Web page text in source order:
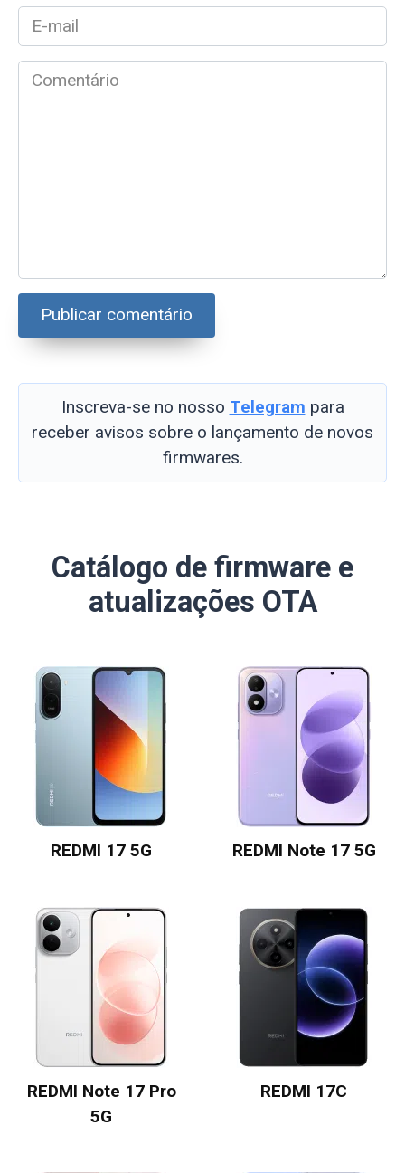
mail
*Comentário
Inscreva-se no nosso Telegram para
receber avisos sobre o lançamento de novos
firmwares.
Catálogo de firmware e
atualizações OTA
REDMI 17 5G REDMI Note 17 5G
REDMI Note 17 Pro
5G
REDMI 17C